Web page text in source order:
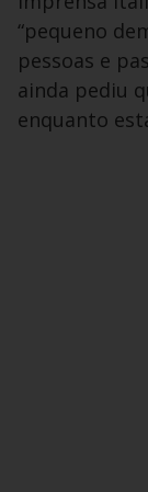
“pequeno
pessoas e
ainda pediu
enquanto